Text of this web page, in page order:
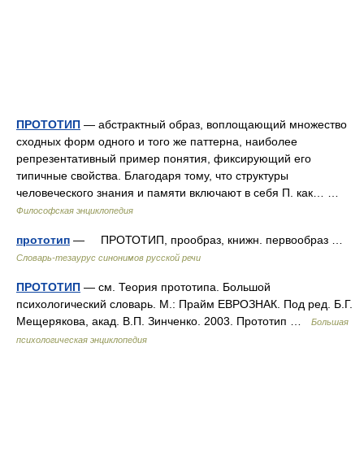
ПРОТОТИП — абстрактный образ, воплощающий множество
сходных форм одного и того же паттерна, наиболее
репрезентативный пример понятия, фиксирующий его
типичные свойства. Благодаря тому, что структуры
человеческого знания и памяти включают в себя П. как… …
Философская энциклопедия
прототип — ПРОТОТИП, прообраз, книжн. первообраз …
Словарь-тезаурус синонимов русской речи
ПРОТОТИП — см. Теория прототипа. Большой
психологический словарь. М.: Прайм ЕВРОЗНАК. Под ред. Б.Г.
Мещерякова, акад. В.П. Зинченко. 2003. Прототип …
Большая
психологическая энциклопедия